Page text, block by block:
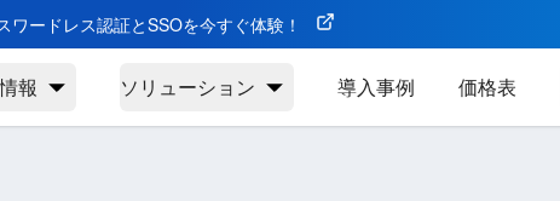
ワードレス認証とSSOを今すぐ体験！
報 ソリューション 導入事例 価格表